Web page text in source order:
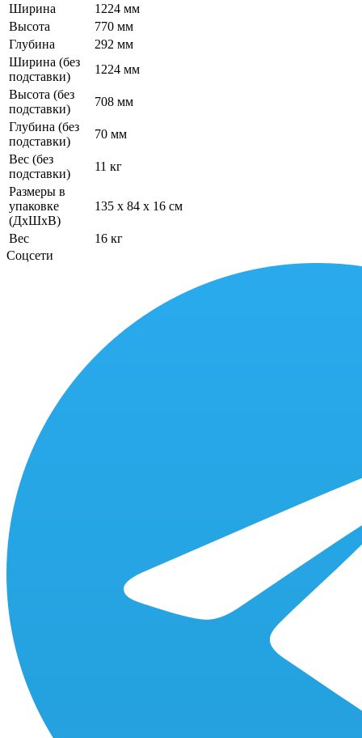
Ширина
1224 мм
Высота
770 мм
Глубина
292 мм
Ширина (без
подставки)
1224 мм
Высота (без
подставки)
708 мм
Глубина (без
подставки)
70 мм
Вес (без
подставки)
11 кг
Размеры в
упаковке
(ДхШхВ)
135 x 84 x 16 см
Вес
16 кг
Соцсети